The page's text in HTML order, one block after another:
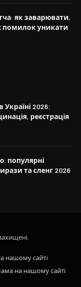
як заварювати,
помилок уникати
Україні 2026:
реєстрація
популярні
та сленг 2026
нашому сайті
на нашому сайті